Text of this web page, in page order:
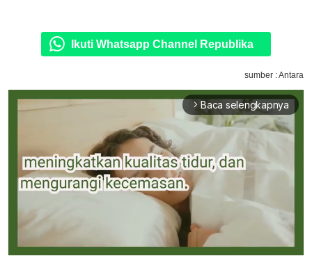
Ikuti Whatsapp Channel Republika
sumber : Antara
arrow_forward_ios Baca selengkapnya